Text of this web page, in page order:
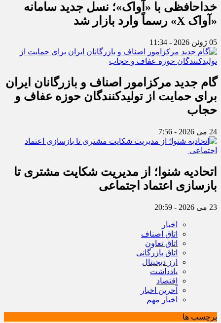
خداحافظی با «آواک»؛ نسل جدید سامانه
«آواک X» رسماً وارد بازار شد
05 ژوئن 2026 - 11:34
گام جدید مرکزامور اصناف و بازرگانان ایران
برای حمایت از تولیدکنندگان حوزه عفاف و
حجاب
24 می 2026 - 7:56
اتحادیه شنوا؛ از مدیریت شکایت مشتری تا
بازسازی اعتماد اجتماعی ‌
23 می 2026 - 20:59
اخبار
اتاق اصناف
اتاق تعاون
اتاق بازرگانی
ارز دیجیتال
یادداشت
اقتصاد
آخرین اخبار
اخبار مهم
برچسب ها